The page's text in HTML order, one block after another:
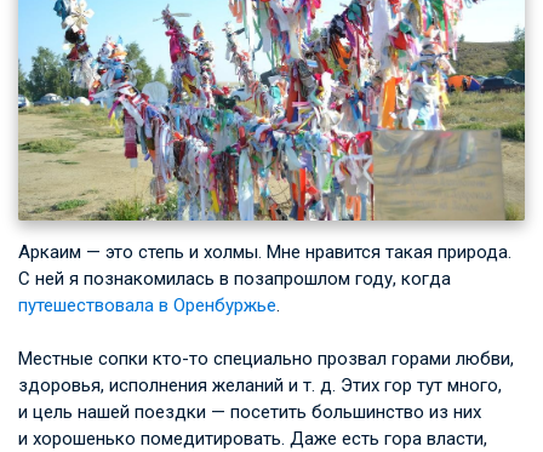
Аркаим — это степь и холмы. Мне нравится такая природа.
С ней я познакомилась в позапрошлом году, когда
путешествовала в Оренбуржье.
Местные сопки кто-то специально прозвал горами любви,
здоровья, исполнения желаний и т. д. Этих гор тут много,
и цель нашей поездки — посетить большинство из них
и хорошенько помедитировать. Даже есть гора власти,